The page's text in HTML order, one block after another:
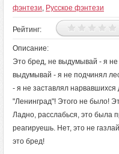
фэнтези, Русское фэнтези
Рейтинг:
Описание:
Это бред, не выдумывай - я
выдумывай - я не подчинял
- я не заставлял нарвавшихся
"Ленинград"! Этого не было!
Ладно, расслабься, это была
реагируешь. Нет, это не
это бред!